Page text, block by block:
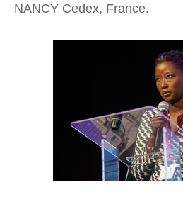
NANCY Cedex, France.